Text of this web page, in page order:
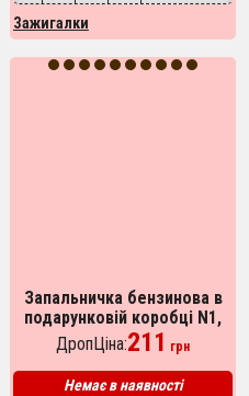
Зажигалки
Запальничка бензинова в
подарунковій коробці N1,
запальничка на день
народження, запальнички
бензинові
ДропЦіна:211 грн
Немає в наявності